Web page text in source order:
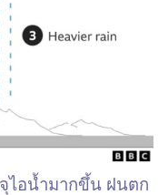
ไอน้ำมากขึ้น ฝนตก